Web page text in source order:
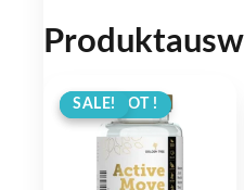
ANGEBOT !
SALE!